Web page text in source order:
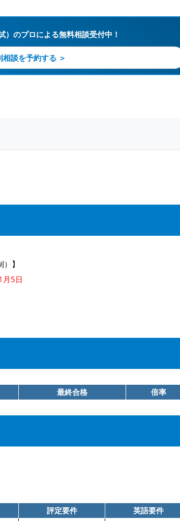
）のプロによる無料相談受付中！
相談を予約する ＞
】
月5日
最終合格 倍率
評定要件
英語要件